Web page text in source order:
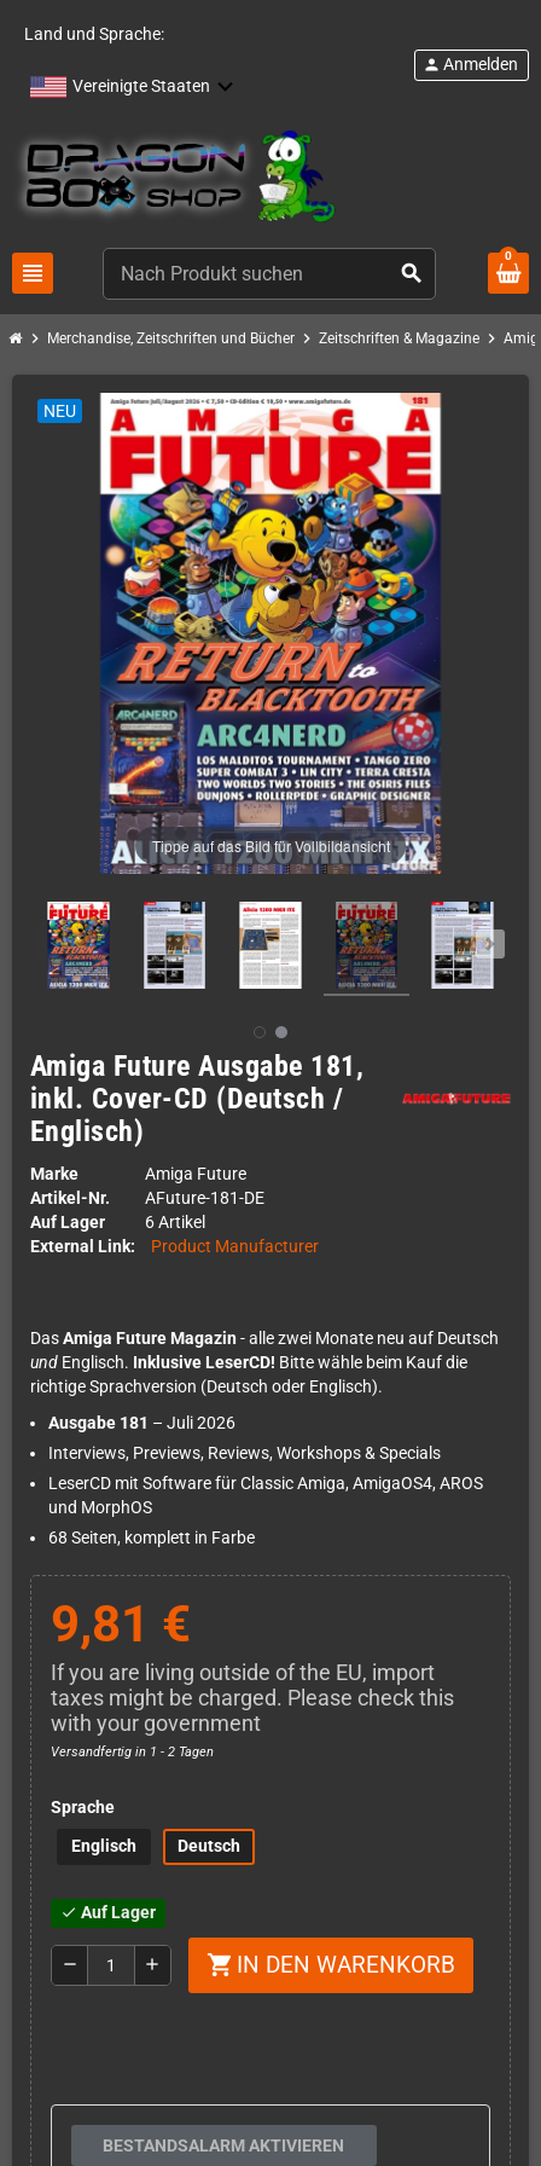
Land und Sprache:
Vereinigte Staaten
view_headline search
person Anmelden
0
chevron_right Merchandise, Zeitschriften und Bücher chevron_right Zeitschriften & Magazine chevron_right
Tippe auf das Bild für Vollbildansicht
NEU
Amiga Future Ausgabe 181,
inkl. Cover-CD (Deutsch /
Englisch)
Marke
Amiga Future
Artikel-Nr.
AFuture-181-DE
Auf Lager
6 Artikel
External Link:
Product Manufacturer
DasAmiga Future Magazin - alle zwei Monate neu auf Deutsch
und Englisch. Inklusive LeserCD! Bitte wähle beim Kauf die
richtige Sprachversion (Deutsch oder Englisch).
Ausgabe 181 – Juli 2026
Interviews, Previews, Reviews, Workshops & Specials
LeserCD mit Software für Classic Amiga, AmigaOS4, AROS
und MorphOS
68 Seiten, komplett in Farbe
9,81 €
If you are living outside of the EU, import
taxes might be charged. Please check this
with your government
Versandfertig in 1 - 2 Tagen
Sprache
Englisch
Deutsch
check Auf Lager
remove add shopping_cart IN DEN WARENKORB
BESTANDSALARM AKTIVIEREN